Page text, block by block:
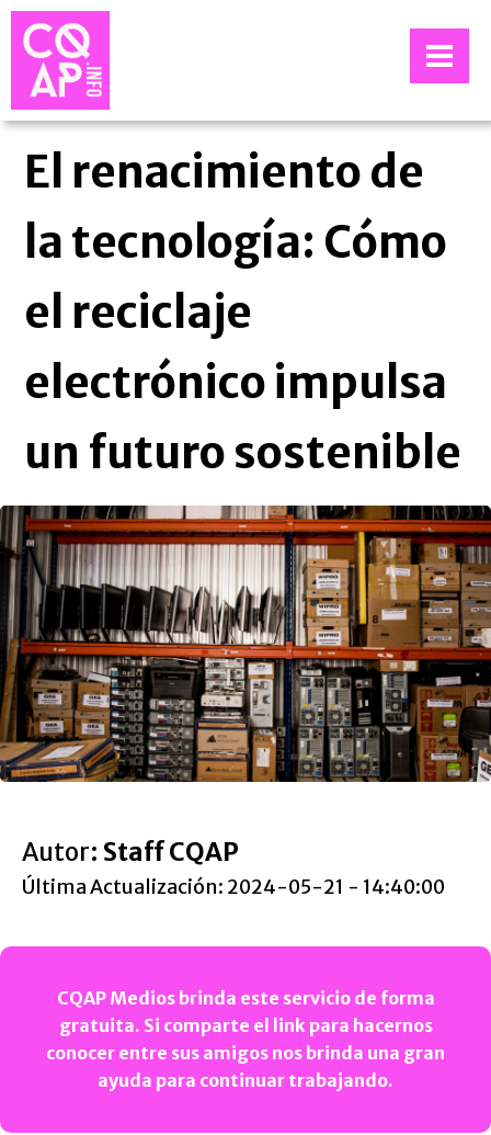
El renacimiento de
la tecnología: Cómo
el reciclaje
electrónico impulsa
un futuro sostenible
Autor: Staff CQAP
Última Actualización: 2024-05-21 - 14:40:00
CQAP Medios brinda este servicio de forma
gratuita. Si comparte el link para hacernos
conocer entre sus amigos nos brinda una gran
ayuda para continuar trabajando.